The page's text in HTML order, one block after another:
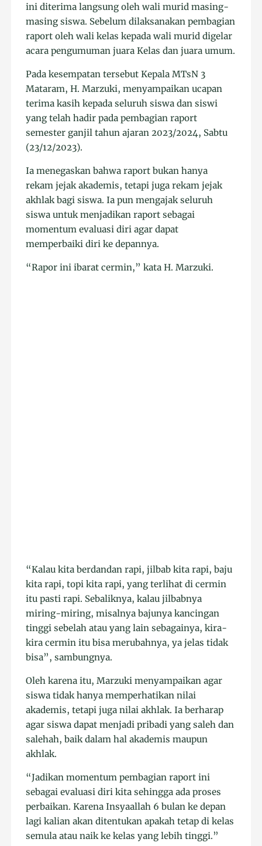
ini diterima langsung oleh wali murid masing-
masing siswa. Sebelum dilaksanakan pembagian
raport oleh wali kelas kepada wali murid digelar
acara pengumuman juara Kelas dan juara umum.
Pada kesempatan tersebut Kepala MTsN 3
Mataram, H. Marzuki, menyampaikan ucapan
terima kasih kepada seluruh siswa dan siswi
yang telah hadir pada pembagian raport
semester ganjil tahun ajaran 2023/2024, Sabtu
(23/12/2023).
Ia menegaskan bahwa raport bukan hanya
rekam jejak akademis, tetapi juga rekam jejak
akhlak bagi siswa. Ia pun mengajak seluruh
siswa untuk menjadikan raport sebagai
momentum evaluasi diri agar dapat
memperbaiki diri ke depannya.
“Rapor ini ibarat cermin,” kata H. Marzuki.
“Kalau kita berdandan rapi, jilbab kita rapi, baju
kita rapi, topi kita rapi, yang terlihat di cermin
itu pasti rapi. Sebaliknya, kalau jilbabnya
miring-miring, misalnya bajunya kancingan
tinggi sebelah atau yang lain sebagainya, kira-
kira cermin itu bisa merubahnya, ya jelas tidak
bisa”, sambungnya.
Oleh karena itu, Marzuki menyampaikan agar
siswa tidak hanya memperhatikan nilai
akademis, tetapi juga nilai akhlak. Ia berharap
agar siswa dapat menjadi pribadi yang saleh dan
salehah, baik dalam hal akademis maupun
akhlak.
“Jadikan momentum pembagian raport ini
sebagai evaluasi diri kita sehingga ada proses
perbaikan. Karena Insyaallah 6 bulan ke depan
lagi kalian akan ditentukan apakah tetap di kelas
semula atau naik ke kelas yang lebih tinggi.”